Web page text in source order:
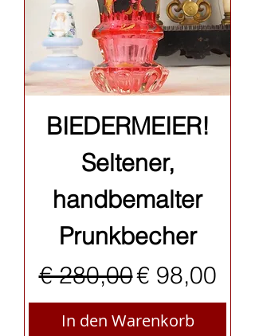
BIEDERMEIER!
Seltener,
handbemalter
Prunkbecher
Standardpreis
€ 280,00Sale-Preis
€ 98,00
In den Warenkorb